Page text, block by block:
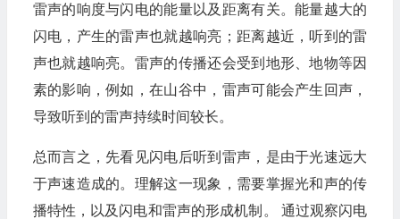
雷声的响度与闪电的能量以及距离有关。能量越大的
闪电，产生的雷声也就越响亮；距离越近，听到的雷
声也就越响亮。雷声的传播还会受到地形、地物等因
素的影响，例如，在山谷中，雷声可能会产生回声，
导致听到的雷声持续时间较长。
总而言之，先看见闪电后听到雷声，是由于光速远大
于声速造成的。理解这一现象，需要掌握光和声的传
播特性，以及闪电和雷声的形成机制。 通过观察闪电